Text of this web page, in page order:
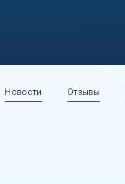
Новости Отзывы